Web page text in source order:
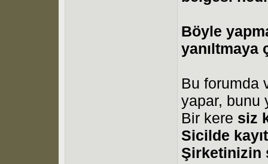
Böyle
yanıltmaya
Bu forumda
yapar, bunu
Bir kere siz
Sicilde
Şirketinizin